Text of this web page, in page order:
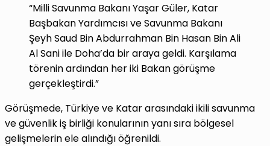
“Milli Savunma Bakanı Yaşar Güler, Katar
Başbakan Yardımcısı ve Savunma Bakanı
Şeyh Saud Bin Abdurrahman Bin Hasan Bin Ali
Al Sani ile Doha’da bir araya geldi. Karşılama
törenin ardından her iki Bakan görüşme
gerçekleştirdi.”
Görüşmede, Türkiye ve Katar arasındaki ikili savunma
ve güvenlik iş birliği konularının yanı sıra bölgesel
gelişmelerin ele alındığı öğrenildi.